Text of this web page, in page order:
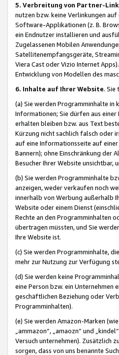
5. Verbreitung von Partner-
nutzen bzw. keine Verlinkungen
Software-Applikationen (z. B.
ein Endnutzer installieren und
Zugelassenen Mobilen
Satellitenempfangsgeräte,
Viera Cast oder Vizio Internet
Entwicklung von Modellen des
6. Inhalte auf Ihrer Website. Sie
(a) Sie werden Programminhalte in
Informationen; Sie dürfen aus
erhalten bleiben bzw. aus Text
Kürzung nicht sachlich falsch oder
auf eine Informationsseite auf
Bannern); ohne Einschränkung der
Besucher Ihrer Website unsichtbar,
(b) Sie werden Programminhalte
anzeigen, weder verkaufen noch
innerhalb von Werbung außerhalb
Website oder einem Dienst
Rechte an den Programminhalten
übertragen müssten, und Sie
Ihre Website ist.
(c) Sie werden Programminhalte,
mehr zur Nutzung zur Verfügung
(d) Sie werden keine
eine Person bzw. ein
geschäftlichen Beziehung oder
Programminhalten).
(e) Sie werden Amazon-Marken
„ammazon“, „amaozn“ und
Versuch unternehmen). Zusätzlich
sorgen, dass von uns benannte